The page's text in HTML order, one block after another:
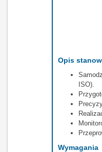
Opis
ISO).
Wymagania